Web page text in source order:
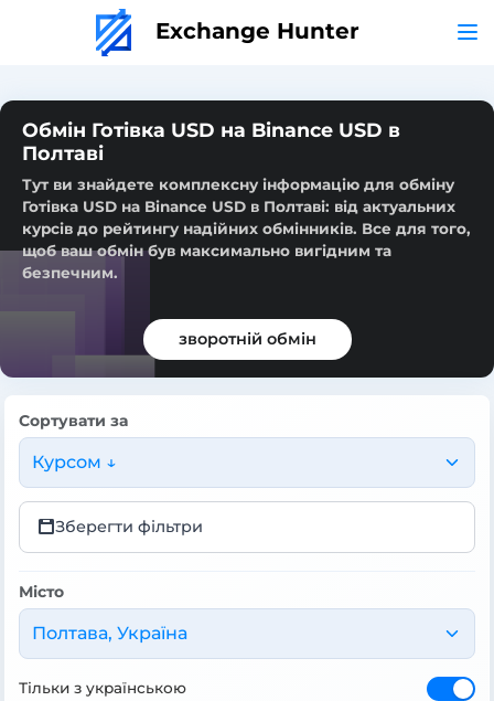
Exchange Hunter
Обмін Готівка USD на Binance USD в
Полтаві
Тут ви знайдете комплексну інформацію для обміну
Готівка USD на Binance USD в Полтаві: від актуальних
курсів до рейтингу надійних обмінників. Все для того,
щоб ваш обмін був максимально вигідним та
безпечним.
зворотній обмін
Сортувати за
Курсом ↓
Зберегти фільтри
Місто
Полтава, Україна
Тільки з українською